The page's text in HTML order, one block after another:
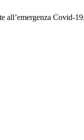
Covid-